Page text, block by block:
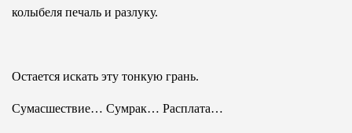
колыбеля печаль и разлуку.
Остается искать эту тонкую грань.
Сумасшествие… Сумрак… Расплата…